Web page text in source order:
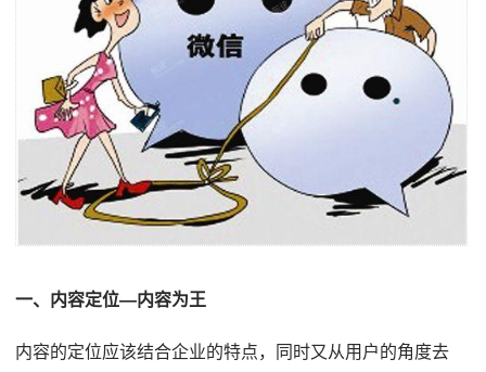
一、内容定位—内容为王
内容的定位应该结合企业的特点，同时又从用户的角度去